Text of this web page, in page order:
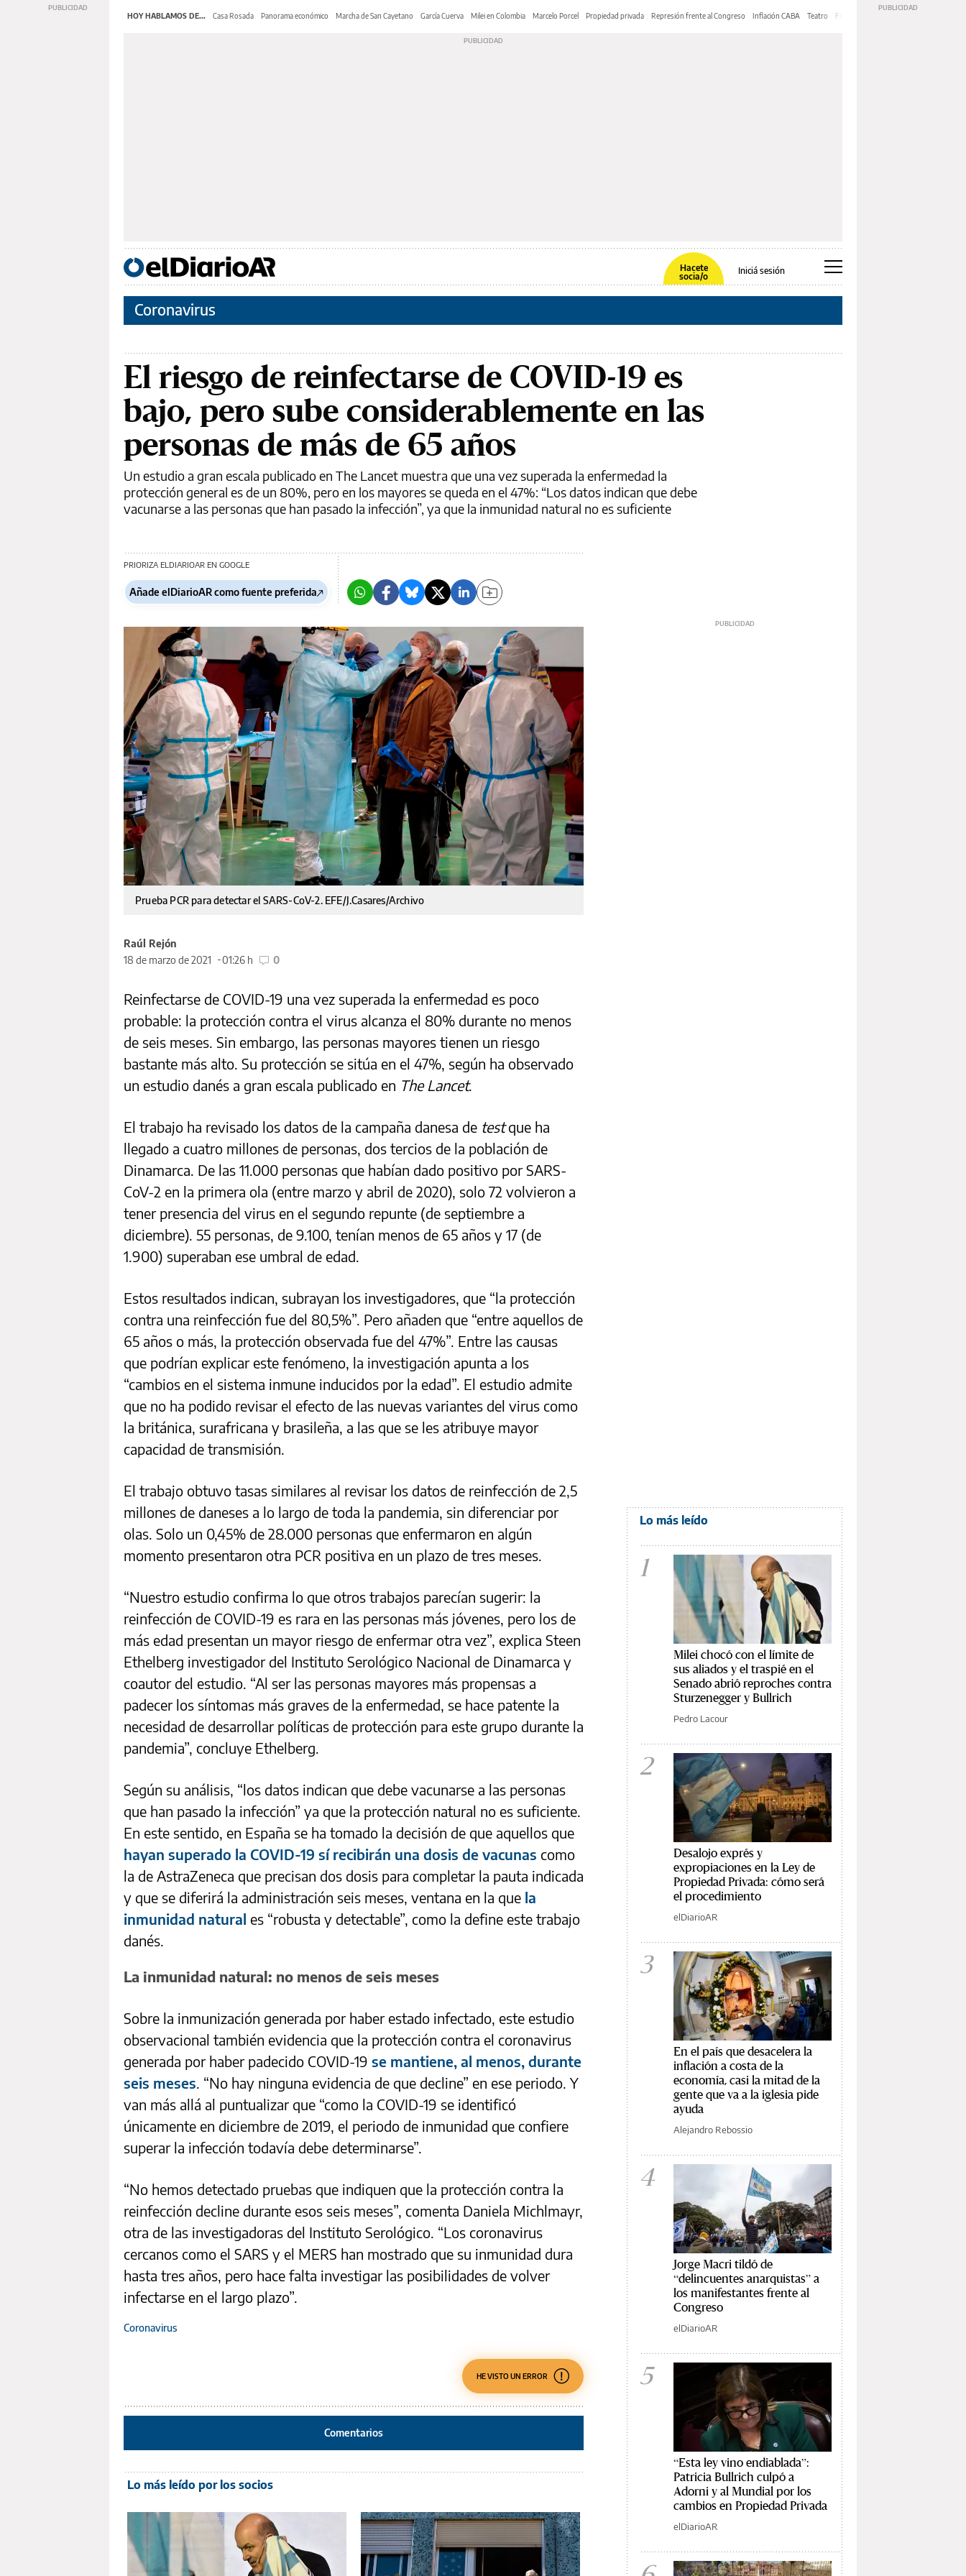
HOY HABLAMOS DE... Casa Rosada Panorama económico Marcha de San Cayetano García Cuerva Milei en Colombia Marcelo Porcel Propiedad privada Represión frente al Congreso Inflación CABA Teatro Feria de Editores
Hacete
socia/o
Iniciá sesión
Coronavirus
El riesgo de reinfectarse de COVID-19 es
bajo, pero sube considerablemente en las
personas de más de 65 años
Un estudio a gran escala publicado en The Lancet muestra que una vez superada la enfermedad la
protección general es de un 80%, pero en los mayores se queda en el 47%: “Los datos indican que debe
vacunarse a las personas que han pasado la infección”, ya que la inmunidad natural no es suficiente
PRIORIZA ELDIARIOAR EN GOOGLE
Añade elDiarioAR como fuente preferida
Prueba PCR para detectar el SARS-CoV-2. EFE/J.Casares/Archivo
Raúl Rejón
18 de marzo de 2021
01:26 h 0
Reinfectarse de COVID-19 una vez superada la enfermedad es poco
probable: la protección contra el virus alcanza el 80% durante no menos
de seis meses. Sin embargo, las personas mayores tienen un riesgo
bastante más alto. Su protección se sitúa en el 47%, según ha observado
un estudio danés a gran escala publicado en The Lancet.
El trabajo ha revisado los datos de la campaña danesa de testque ha
llegado a cuatro millones de personas, dos tercios de la población de
Dinamarca. De las 11.000 personas que habían dado positivo por SARS-
CoV-2 en la primera ola (entre marzo y abril de 2020), solo 72 volvieron a
tener presencia del virus en el segundo repunte (de septiembre a
diciembre). 55 personas, de 9.100, tenían menos de 65 años y 17 (de
1.900) superaban ese umbral de edad.
Estos resultados indican, subrayan los investigadores, que “la protección
contra una reinfección fue del 80,5%”. Pero añaden que “entre aquellos de
65 años o más, la protección observada fue del 47%”. Entre las causas
que podrían explicar este fenómeno, la investigación apunta a los
“cambios en el sistema inmune inducidos por la edad”. El estudio admite
que no ha podido revisar el efecto de las nuevas variantes del virus como
la británica, surafricana y brasileña, a las que se les atribuye mayor
capacidad de transmisión.
El trabajo obtuvo tasas similares al revisar los datos de reinfección de 2,5
millones de daneses a lo largo de toda la pandemia, sin diferenciar por
olas. Solo un 0,45% de 28.000 personas que enfermaron en algún
momento presentaron otra PCR positiva en un plazo de tres meses.
“Nuestro estudio confirma lo que otros trabajos parecían sugerir: la
reinfección de COVID-19 es rara en las personas más jóvenes, pero los de
más edad presentan un mayor riesgo de enfermar otra vez”, explica Steen
Ethelberg investigador del Instituto Serológico Nacional de Dinamarca y
coautor del estudio. “Al ser las personas mayores más propensas a
padecer los síntomas más graves de la enfermedad, se hace patente la
necesidad de desarrollar políticas de protección para este grupo durante la
pandemia”, concluye Ethelberg.
Según su análisis, “los datos indican que debe vacunarse a las personas
que han pasado la infección” ya que la protección natural no es suficiente.
En este sentido, en España se ha tomado la decisión de que aquellos que
hayan superado la COVID-19 sí recibirán una dosis de vacunas como
la de AstraZeneca que precisan dos dosis para completar la pauta indicada
y que se diferirá la administración seis meses, ventana en la que la
inmunidad natural es “robusta y detectable”, como la define este trabajo
danés.
La inmunidad natural: no menos de seis meses
Sobre la inmunización generada por haber estado infectado, este estudio
observacional también evidencia que la protección contra el coronavirus
generada por haber padecido COVID-19 se mantiene, al menos, durante
seis meses. “No hay ninguna evidencia de que decline” en ese periodo. Y
van más allá al puntualizar que “como la COVID-19 se identificó
únicamente en diciembre de 2019, el periodo de inmunidad que confiere
superar la infección todavía debe determinarse”.
“No hemos detectado pruebas que indiquen que la protección contra la
reinfección decline durante esos seis meses”, comenta Daniela Michlmayr,
otra de las investigadoras del Instituto Serológico. “Los coronavirus
cercanos como el SARS y el MERS han mostrado que su inmunidad dura
hasta tres años, pero hace falta investigar las posibilidades de volver
infectarse en el largo plazo”.
Coronavirus
HE VISTO UN ERROR
Comentarios
Lo más leído por los socios
Lo más leído
1
Milei chocó con el límite de
sus aliados y el traspié en el
Senado abrió reproches contra
Sturzenegger y Bullrich
Pedro Lacour
2
Desalojo exprés y
expropiaciones en la Ley de
Propiedad Privada: cómo será
el procedimiento
elDiarioAR
3
En el país que desacelera la
inflación a costa de la
economía, casi la mitad de la
gente que va a la iglesia pide
ayuda
Alejandro Rebossio
4
Jorge Macri tildó de
“delincuentes anarquistas” a
los manifestantes frente al
Congreso
elDiarioAR
5
“Esta ley vino endiablada”:
Patricia Bullrich culpó a
Adorni y al Mundial por los
cambios en Propiedad Privada
elDiarioAR